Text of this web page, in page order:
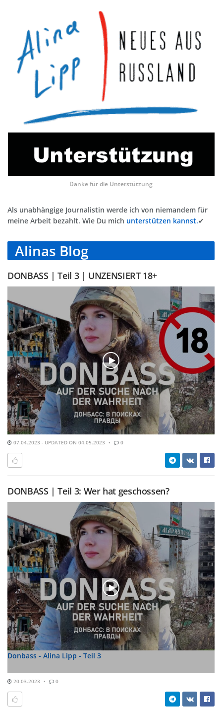
Danke für die Unterstützung
Als unabhängige Journalistin werde ich von niemandem für
meine Arbeit bezahlt. Wie Du mich unterstützen kannst.✔
Alinas Blog
DONBASS | Teil 3 | UNZENSIERT 18+
07.04.2023 - UPDATED ON 04.05.2023 0
DONBASS | Teil 3: Wer hat geschossen?
Donbass - Alina Lipp - Teil 3
20.03.2023 0